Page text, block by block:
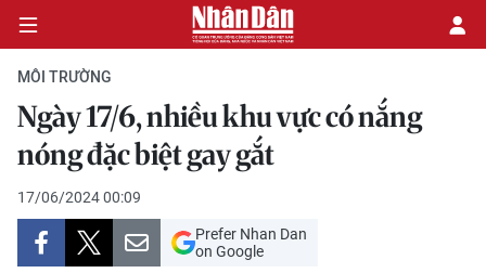
CHÍNH TRỊ
KINH TẾ
VĂN HÓA
MÔI TRƯỜNG
Ngày 17/6, nhiều khu vực có nắng
nóng đặc biệt gay gắt
17/06/2024 00:09
Prefer Nhan Dan
on Google